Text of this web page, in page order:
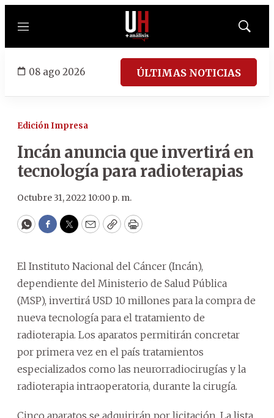
Menú
Mostrar
08 ago 2026 ÚLTIMAS NOTICIAS
Edición Impresa
Incán anuncia que invertirá en
tecnología para radioterapias
Octubre 31, 2022 10:00 p. m.
WhatsApp
Facebook
Twitter
EmailCopyPrint
El Instituto Nacional del Cáncer (Incán),
dependiente del Ministerio de Salud Pública
(MSP), invertirá USD 10 millones para la compra de
nueva tecnología para el tratamiento de
radioterapia. Los aparatos permitirán concretar
por primera vez en el país tratamientos
especializados como las neurorradiocirugías y la
radioterapia intraoperatoria, durante la cirugía.
Cinco aparatos se adquirirán por licitación. La lista